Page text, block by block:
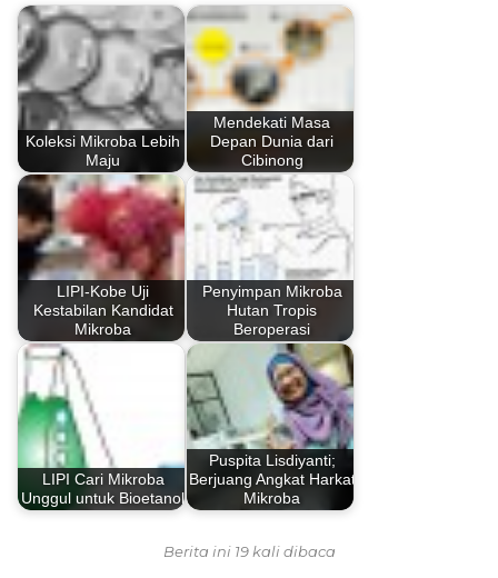
Koleksi Mikroba Lebih
Maju
Mendekati Masa
Depan Dunia dari
Cibinong
LIPI-Kobe Uji
Kestabilan Kandidat
Mikroba
Penyimpan Mikroba
Hutan Tropis
Beroperasi
LIPI Cari Mikroba
Unggul untuk Bioetanol
Puspita Lisdiyanti;
Berjuang Angkat Harkat
Mikroba
Berita ini 19 kali dibaca